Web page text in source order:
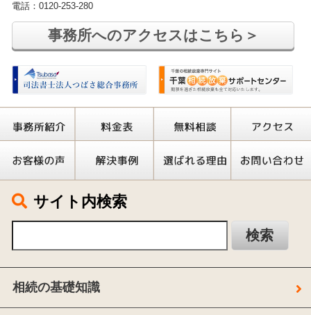
電話：0120-253-280
事務所へのアクセスはこちら＞
サイト内検索
相続の基礎知識